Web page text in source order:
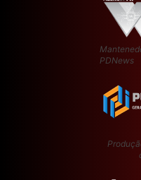
PDNews